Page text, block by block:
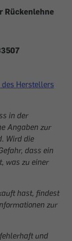
Rückenlehne
Herstellers
in der
Angaben zur
Wird die
dass ein
was zu einer
hast, findest
zur
und